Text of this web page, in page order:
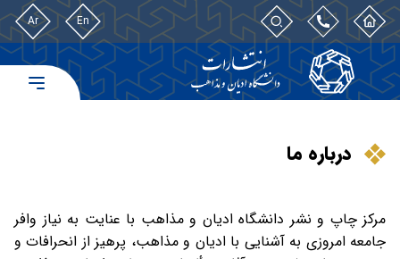
En
Ar
درباره ما
مرکز چاپ و نشر دانشگاه ادیان و مذاهب با عنایت به نیاز وافر
جامعه امروزی به آشنایی با ادیان و مذاهب، پرهیز از انحرافات و